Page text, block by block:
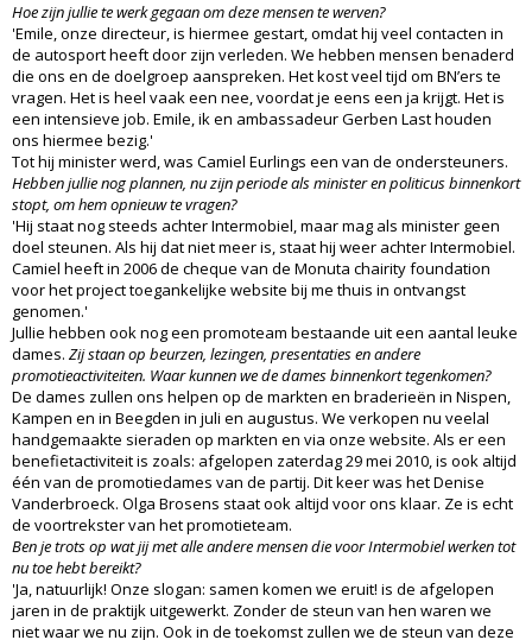
Hoe zijn jullie te werk gegaan om deze mensen te werven?
'Emile, onze directeur, is hiermee gestart, omdat hij veel contacten in
de autosport heeft door zijn verleden. We hebben mensen benaderd
die ons en de doelgroep aanspreken. Het kost veel tijd om BN’ers te
vragen. Het is heel vaak een nee, voordat je eens een ja krijgt. Het is
een intensieve job. Emile, ik en ambassadeur Gerben Last houden
ons hiermee bezig.'
Tot hij minister werd, was Camiel Eurlings een van de ondersteuners.
Hebben jullie nog plannen, nu zijn periode als minister en politicus binnenkort
stopt, om hem opnieuw te vragen?
'Hij staat nog steeds achter Intermobiel, maar mag als minister geen
doel steunen. Als hij dat niet meer is, staat hij weer achter Intermobiel.
Camiel heeft in 2006 de cheque van de Monuta chairity foundation
voor het project toegankelijke website bij me thuis in ontvangst
genomen.'
Jullie hebben ook nog een promoteam bestaande uit een aantal leuke
dames. Zij staan op beurzen, lezingen, presentaties en andere
promotieactiviteiten. Waar kunnen we de dames binnenkort tegenkomen?
De dames zullen ons helpen op de markten en braderieën in Nispen,
Kampen en in Beegden in juli en augustus. We verkopen nu veelal
handgemaakte sieraden op markten en via onze website. Als er een
benefietactiviteit is zoals: afgelopen zaterdag 29 mei 2010, is ook altijd
één van de promotiedames van de partij. Dit keer was het Denise
Vanderbroeck. Olga Brosens staat ook altijd voor ons klaar. Ze is echt
de voortrekster van het promotieteam.
Ben je trots op wat jij met alle andere mensen die voor Intermobiel werken tot
nu toe hebt bereikt?
'Ja, natuurlijk! Onze slogan: samen komen we eruit! is de afgelopen
jaren in de praktijk uitgewerkt. Zonder de steun van hen waren we
niet waar we nu zijn. Ook in de toekomst zullen we de steun van deze